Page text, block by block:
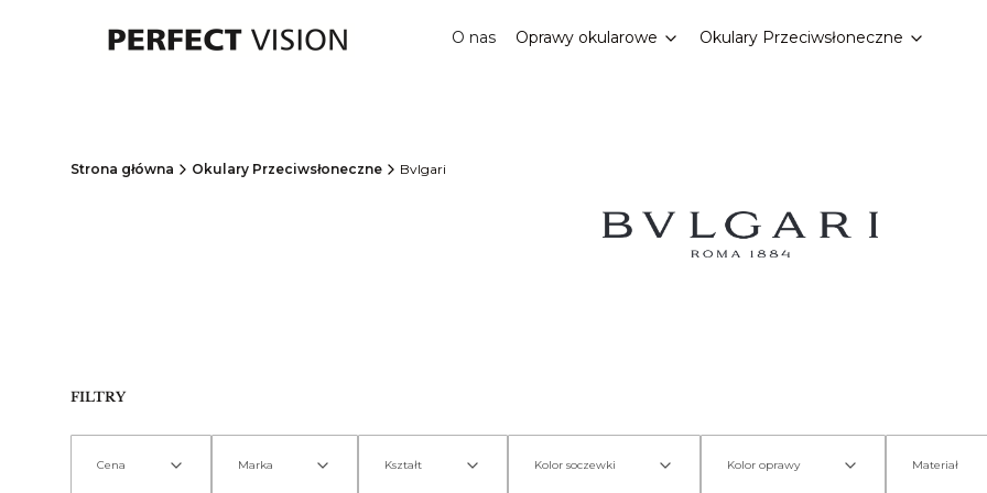
O nas Oprawy okularowe Okulary Przeciwsłoneczne
Strona główna Okulary Przeciwsłoneczne Bvlgari
FILTRY
Cena Marka Kształt Kolor soczewki Kolor oprawy Materiał